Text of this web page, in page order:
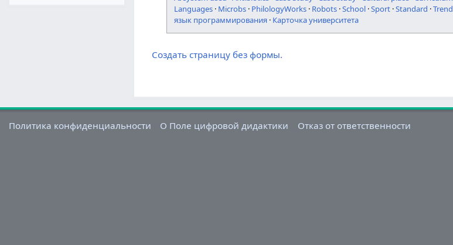
Languages · Microbs · PhilologyWorks · Robots ·School ·Sport ·Standard ·Trend
язык программирования · Карточка университета
Создать страницу без формы.
Политика конфиденциальности О Поле цифровой дидактики Отказ от ответственности